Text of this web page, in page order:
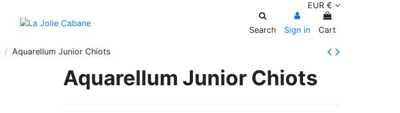
EUR €
Search Sign in Cart
Aquarellum Junior Chiots
Aquarellum Junior Chiots